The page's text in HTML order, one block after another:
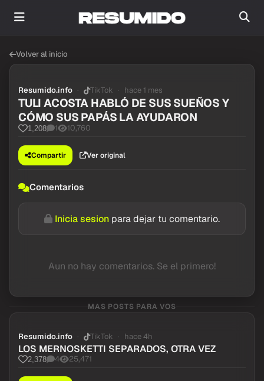
Volver al inicio
Resumido.info TikTok hace 1 mes
TULI ACOSTA HABLÓ DE SUS SUEÑOS Y
CÓMO SUS PAPÁS LA AYUDARON
1,208 1 10,760
Compartir Ver original
Comentarios
Inicia sesion para dejar tu comentario.
Aun no hay comentarios. Se el primero!
MAS POSTS PARA VOS
Resumido.info TikTok hace 4h
LOS MERNOSKETTI SEPARADOS, OTRA VEZ
2,378 4 25,471